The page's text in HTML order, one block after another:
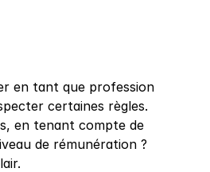
en tant que profession
certaines règles.
en tenant compte de
de rémunération ?